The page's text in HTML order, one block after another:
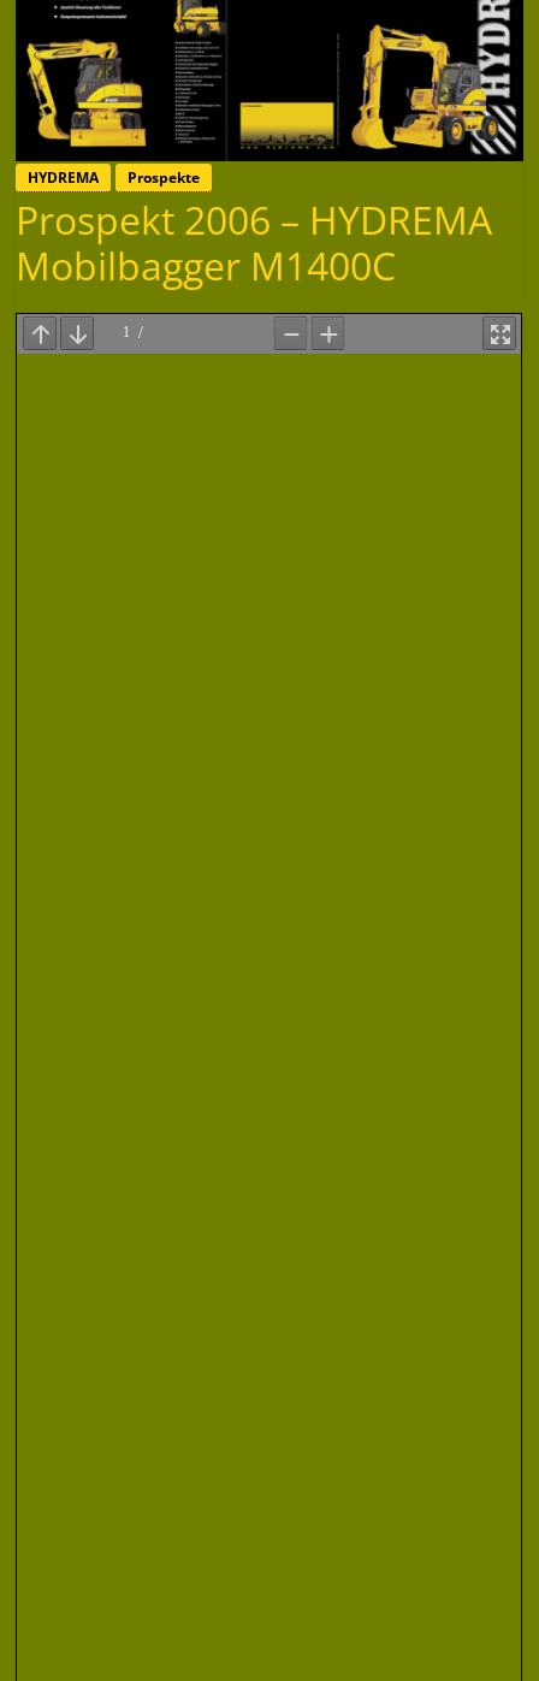
HYDREMA Prospekte
Prospekt 2006 – HYDREMA
Mobilbagger M1400C